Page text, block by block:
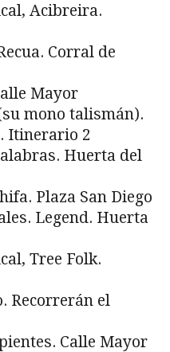
Acibreira.
Corral de
Mayor
mono talismán).
Itinerario 2
Huerta del
Plaza San Diego
Legend. Huerta
Tree Folk.
Recorrerán el
Calle Mayor